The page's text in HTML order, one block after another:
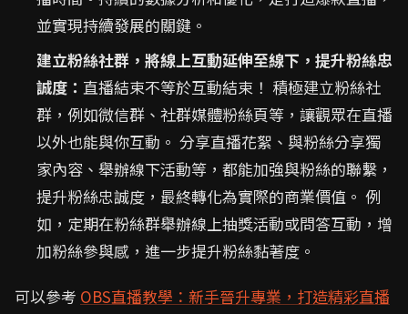
並實現持續發展的關鍵。
建立粉絲社群，將線上互動延伸至線下，提升粉絲忠
誠度： 直播結束不等於互動結束！ 積極建立粉絲社
群，例如微信群、社群媒體粉絲頁等，讓觀眾在直播
以外也能與你互動。 分享直播花絮、與粉絲分享獨
家內容、舉辦線下活動等，都能加強與粉絲的聯繫，
提升粉絲忠誠度，最終轉化為實際的商業價值。 例
如，定期在粉絲群舉辦線上抽獎活動或問答互動，增
加粉絲參與感，進一步提升粉絲黏著度。
可以參考 OBS直播教學：新手晉升專業，打造精彩直播